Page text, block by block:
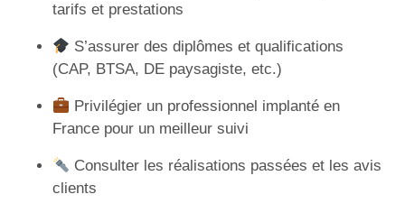
tarifs et prestations
S’assurer des diplômes et qualifications
(CAP, BTSA, DE paysagiste, etc.)
Privilégier un professionnel implanté en
France pour un meilleur suivi
Consulter les réalisations passées et les avis
clients